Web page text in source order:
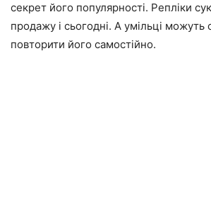
секрет його популярності. Репліки
продажу і сьогодні. А умільці можуть
повторити його самостійно.